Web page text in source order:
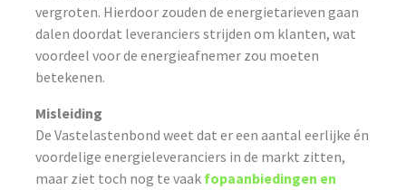
vergroten. Hierdoor zouden de energietarieven gaan
dalen doordat leveranciers strijden om klanten, wat
voordeel voor de energieafnemer zou moeten
betekenen.
Misleiding
De Vastelastenbond weet dat er een aantal eerlijke én
voordelige energieleveranciers in de markt zitten,
maar ziet toch nog te vaak fopaanbiedingen en